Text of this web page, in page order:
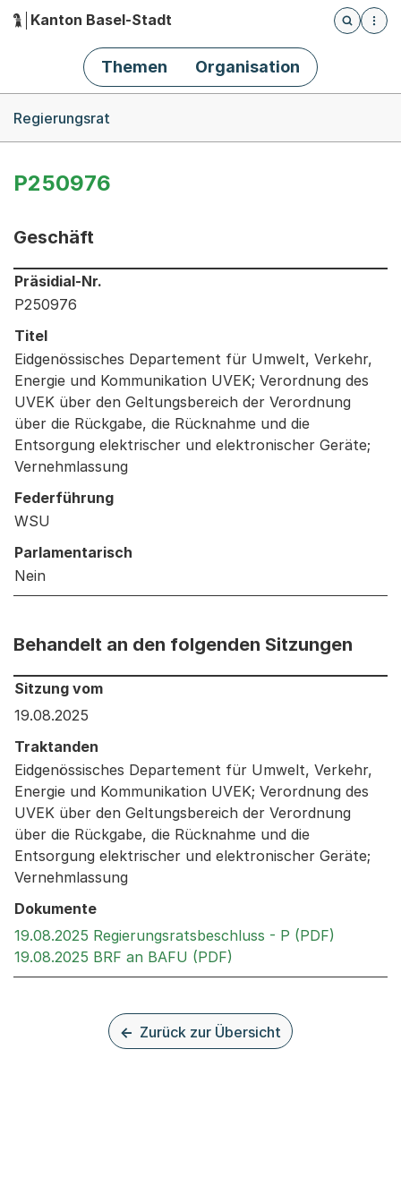
Hauptnavigation
Kanton Basel-Stadt
Öffnet
Themen Organisation
Regierungsrat
P250976
Geschäft
Informationen zum Ausgewählten Geschäft
Präsidial-Nr.
P250976
Titel
Eidgenössisches Departement für Umwelt, Verkehr,
Energie und Kommunikation UVEK; Verordnung des
UVEK über den Geltungsbereich der Verordnung
über die Rückgabe, die Rücknahme und die
Entsorgung elektrischer und elektronischer Geräte;
Vernehmlassung
Federführung
WSU
Parlamentarisch
Nein
Behandelt an den folgenden Sitzungen
Behandelt an den folgenden Sitzungen: Informationen
Sitzung vom
19.08.2025
Traktanden
Eidgenössisches Departement für Umwelt, Verkehr,
Energie und Kommunikation UVEK; Verordnung des
UVEK über den Geltungsbereich der Verordnung
über die Rückgabe, die Rücknahme und die
Entsorgung elektrischer und elektronischer Geräte;
Vernehmlassung
Dokumente
19.08.2025 Regierungsratsbeschluss - P (PDF)
19.08.2025 BRF an BAFU (PDF)
Zurück zur Übersicht